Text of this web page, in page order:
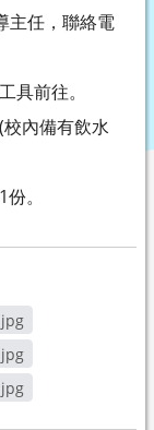
主任，聯絡電
前往。
內備有飲水
。